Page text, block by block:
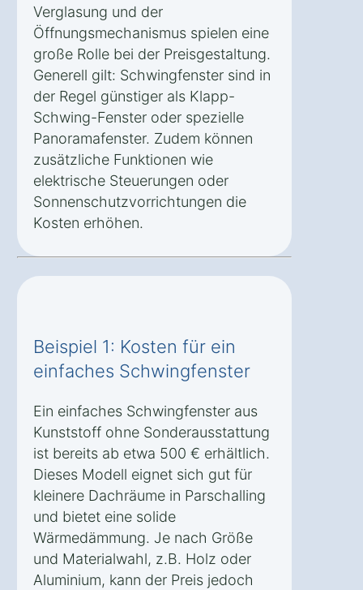
Verglasung und der
Öffnungsmechanismus spielen eine
große Rolle bei der Preisgestaltung.
Generell gilt: Schwingfenster sind in
der Regel günstiger als Klapp-
Schwing-Fenster oder spezielle
Panoramafenster. Zudem können
zusätzliche Funktionen wie
elektrische Steuerungen oder
Sonnenschutzvorrichtungen die
Kosten erhöhen.
Beispiel 1: Kosten für ein
einfaches Schwingfenster
Ein einfaches Schwingfenster aus
Kunststoff ohne Sonderausstattung
ist bereits ab etwa 500 € erhältlich.
Dieses Modell eignet sich gut für
kleinere Dachräume in Parschalling
und bietet eine solide
Wärmedämmung. Je nach Größe
und Materialwahl, z.B. Holz oder
Aluminium, kann der Preis jedoch